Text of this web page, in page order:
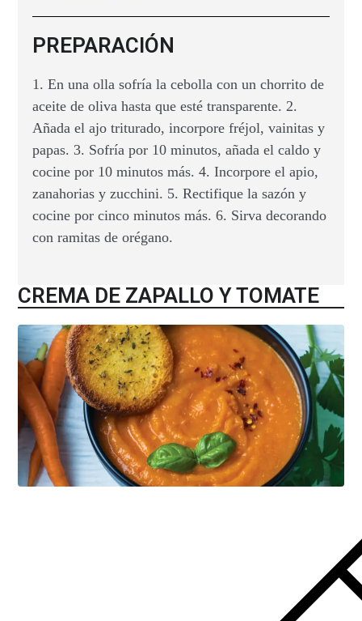
PREPARACIÓN
1. En una olla sofría la cebolla con un chorrito de
aceite de oliva hasta que esté transparente. 2.
Añada el ajo triturado, incorpore fréjol, vainitas y
papas. 3. Sofría por 10 minutos, añada el caldo y
cocine por 10 minutos más. 4. Incorpore el apio,
zanahorias y zucchini. 5. Rectifique la sazón y
cocine por cinco minutos más. 6. Sirva decorando
con ramitas de orégano.
CREMA DE ZAPALLO Y TOMATE